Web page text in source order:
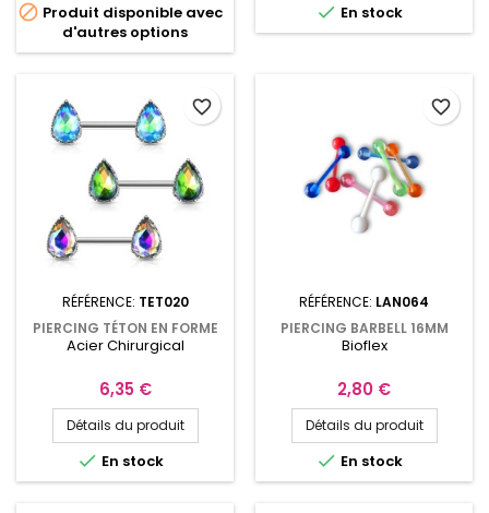
 Produit disponible avec
d'autres options
 En stock
RÉFÉRENCE: TET020
PIERCING TÉTON EN FORME
DE LARME EN CRISTAL
Acier Chirurgical
Prix
6,35 €
Détails du produit
 En stock
favorite_border
RÉFÉRENCE: LAN064
PIERCING BARBELL 16MM
BIOFLEX BOULES
Bioflex
Prix
2,80 €
Détails du produit
 En stock
favorite_border